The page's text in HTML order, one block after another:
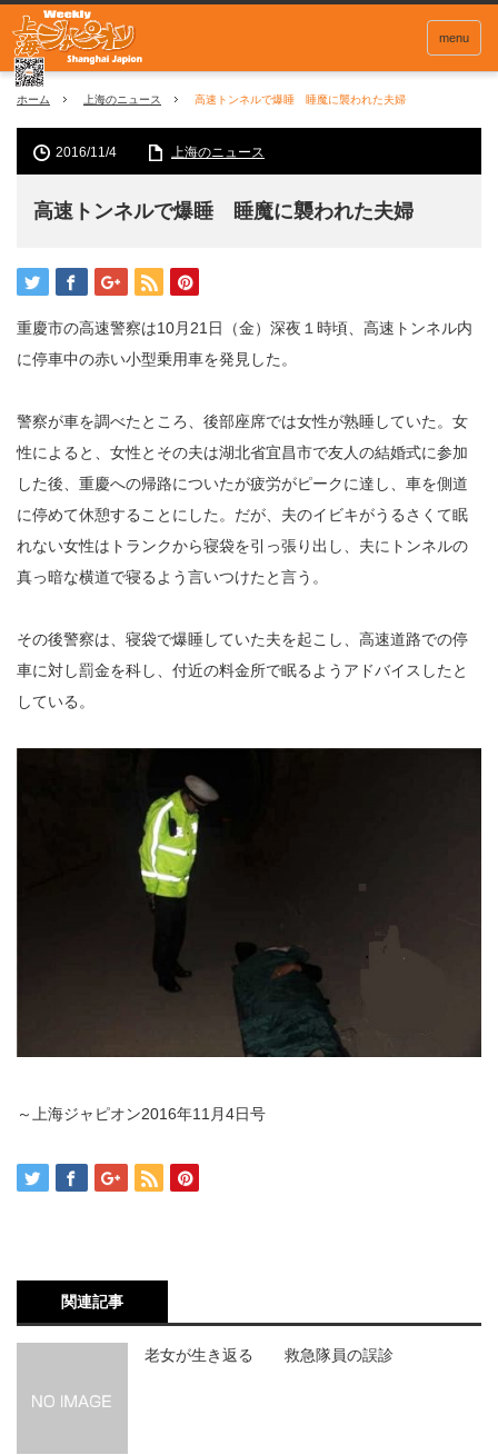
menu
ホーム 上海のニュース 高速トンネルで爆睡 睡魔に襲われた夫婦
2016/11/4 上海のニュース
高速トンネルで爆睡 睡魔に襲われた夫婦
重慶市の高速警察は10月21日（金）深夜１時頃、高速トンネル内
に停車中の赤い小型乗用車を発見した。
警察が車を調べたところ、後部座席では女性が熟睡していた。女
性によると、女性とその夫は湖北省宜昌市で友人の結婚式に参加
した後、重慶への帰路についたが疲労がピークに達し、車を側道
に停めて休憩することにした。だが、夫のイビキがうるさくて眠
れない女性はトランクから寝袋を引っ張り出し、夫にトンネルの
真っ暗な横道で寝るよう言いつけたと言う。
その後警察は、寝袋で爆睡していた夫を起こし、高速道路での停
車に対し罰金を科し、付近の料金所で眠るようアドバイスしたと
している。
～上海ジャピオン2016年11月4日号
関連記事
老女が生き返る 救急隊員の誤診